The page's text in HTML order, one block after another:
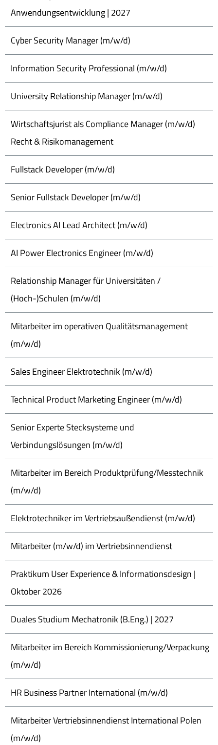
Anwendungsentwicklung | 2027
Cyber Security Manager (m/w/d)
Information Security Professional (m/w/d)
University Relationship Manager (m/w/d)
Wirtschaftsjurist als Compliance Manager (m/w/d)
Recht & Risikomanagement
Fullstack Developer (m/w/d)
Senior Fullstack Developer (m/w/d)
Electronics AI Lead Architect (m/w/d)
AI Power Electronics Engineer (m/w/d)
Relationship Manager für Universitäten /
(Hoch-)Schulen (m/w/d)
Mitarbeiter im operativen Qualitätsmanagement
(m/w/d)
Sales Engineer Elektrotechnik (m/w/d)
Technical Product Marketing Engineer (m/w/d)
Senior Experte Stecksysteme und
Verbindungslösungen (m/w/d)
Mitarbeiter im Bereich Produktprüfung/Messtechnik
(m/w/d)
Elektrotechniker im Vertriebsaußendienst (m/w/d)
Mitarbeiter (m/w/d) im Vertriebsinnendienst
Praktikum User Experience & Informationsdesign |
Oktober 2026
Duales Studium Mechatronik (B.Eng.) | 2027
Mitarbeiter im Bereich Kommissionierung/Verpackung
(m/w/d)
HR Business Partner International (m/w/d)
Mitarbeiter Vertriebsinnendienst International Polen
(m/w/d)